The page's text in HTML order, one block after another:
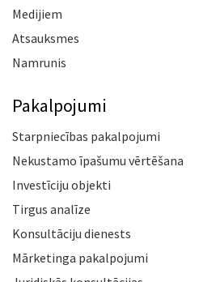
Medijiem
Atsauksmes
Namrunis
Pakalpojumi
Starpniecības pakalpojumi
Nekustamo īpašumu vērtēšana
Investīciju objekti
Tirgus analīze
Konsultāciju dienests
Mārketinga pakalpojumi